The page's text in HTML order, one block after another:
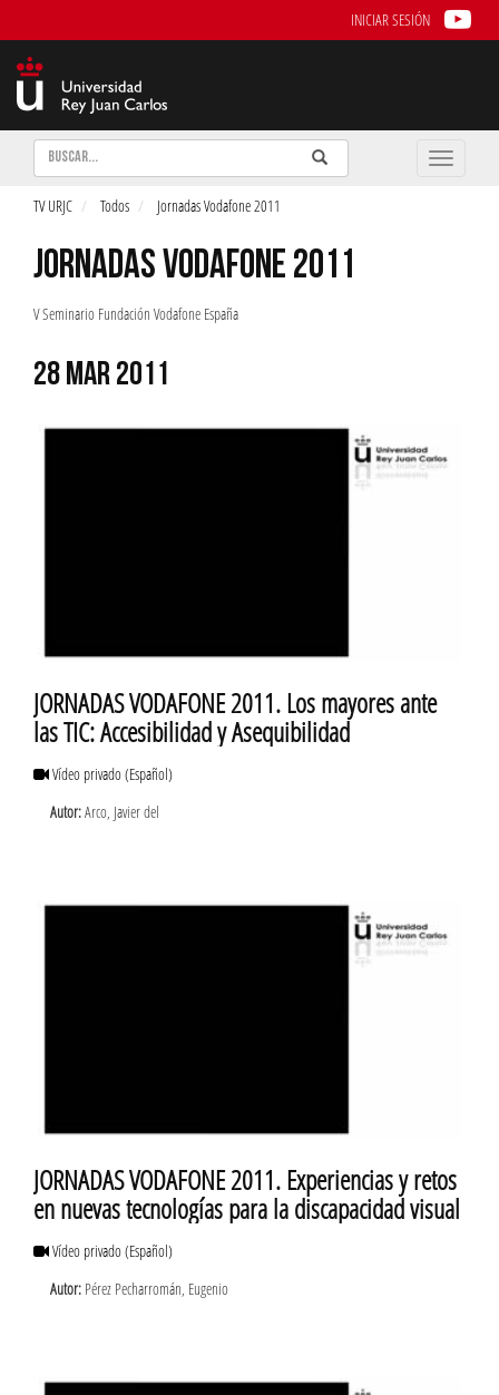
INICIAR SESIÓN
Buscar Enviar
Buscar
Toggle
TV URJC Todos Jornadas Vodafone 2011
JORNADAS VODAFONE 2011
V Seminario Fundación Vodafone España
28 MAR 2011
JORNADAS VODAFONE 2011. Los mayores ante
las TIC: Accesibilidad y Asequibilidad
Vídeo privado(Español)
Autor:Arco, Javier del
JORNADAS VODAFONE 2011. Experiencias y retos
en nuevas tecnologías para la discapacidad visual
Vídeo privado(Español)
Autor: Pérez Pecharromán, Eugenio